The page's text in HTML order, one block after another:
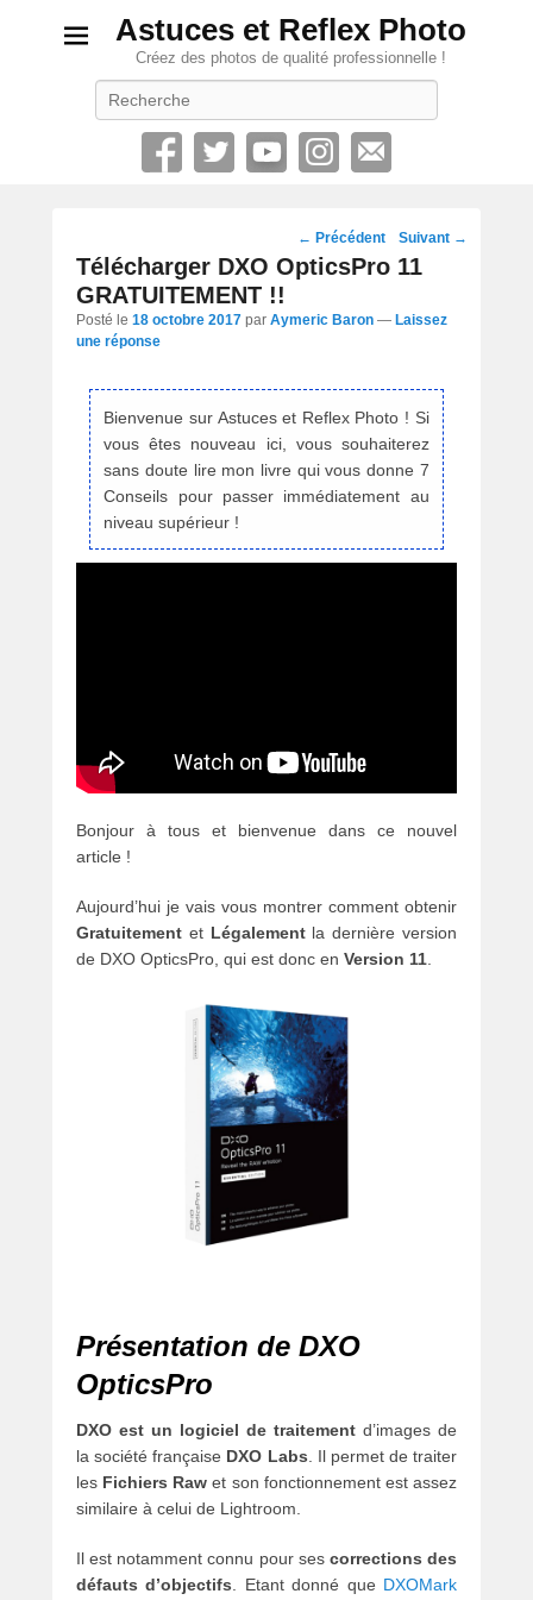
Astuces et Reflex Photo
Créez des photos de qualité professionnelle !
Navigation
des
← Précédent Suivant →
Télécharger DXO OpticsPro 11
GRATUITEMENT !!
Posté le 18 octobre 2017 par Aymeric Baron — Laissez
une réponse
Bienvenue sur Astuces et Reflex Photo ! Si
vous êtes nouveau ici, vous souhaiterez
sans doute lire mon livre qui vous donne 7
Conseils pour passer immédiatement au
niveau supérieur !
Bonjour à tous et bienvenue dans ce nouvel
article !
Aujourd’hui je vais vous montrer comment obtenir
Gratuitement et Légalementla dernière version
de DXO OpticsPro, qui est donc en Version 11
Présentation de DXO
OpticsPro
DXO est un logiciel de traitement d’images de
la société française DXO Labs. Il permet de traiter
les Fichiers Raw et son fonctionnement est assez
similaire à celui de Lightroom.
Il est notamment connu pour ses corrections des
défauts d’objectifs. Etant donné que DXOMark